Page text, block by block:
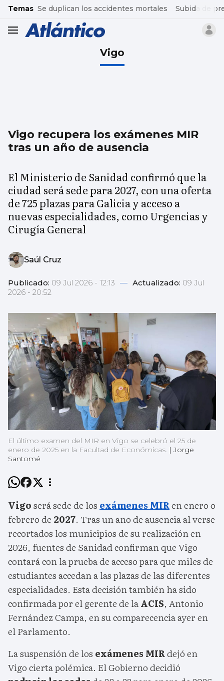
common.go-to-content
Temas Se duplican los accidentes mortales Subida de
header.menu.open
Vigo
Vigo recupera los exámenes MIR
tras un año de ausencia
El Ministerio de Sanidad confirmó que la
ciudad será sede para 2027, con una oferta
de 725 plazas para Galicia y acceso a
nuevas especialidades, como Urgencias y
Cirugía General
Saúl Cruz
Publicado: 09 Jul 2026 - 12:13 — Actualizado: 09 Jul
2026 - 20:52
El último examen del MIR en Vigo se celebró el 25 de
enero de 2025 en la Facultad de Económicas. |Jorge
Santomé
Vigoserá sede de los exámenes MIRen enero o
febrero de 2027. Tras un año de ausencia al verse
recortados los municipios de su realización en
2026, fuentes de Sanidad confirman que Vigo
contará con la prueba de acceso para que miles de
estudiantes accedan a las plazas de las diferentes
especialidades. Esta decisión también ha sido
confirmada por el gerente de laACIS, Antonio
Fernández Campa, en su comparecencia ayer en
el Parlamento.
La suspensión de los exámenes MIRdejó en
Vigo cierta polémica. El Gobierno decidió